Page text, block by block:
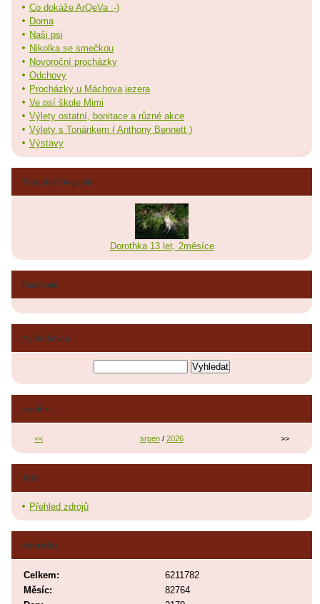
Co dokáže ArQeVa :-)
Doma
Naši psi
Nikolka se smečkou
Novoroční procházky
Odchovy
Procházky u Máchova jezera
Ve psí škole Mimi
Výlety ostatní, bonitace a různé akce
Výlety s Tonánkem ( Anthony Bennett )
Výstavy
Poslední fotografie
Dorothka 13 let, 2měsíce
Facebook
Vyhledávání
Archiv
<< srpen/ 2026 >>
RSS
Přehled zdrojů
Statistiky
Celkem:
6211782
Měsíc:
82764